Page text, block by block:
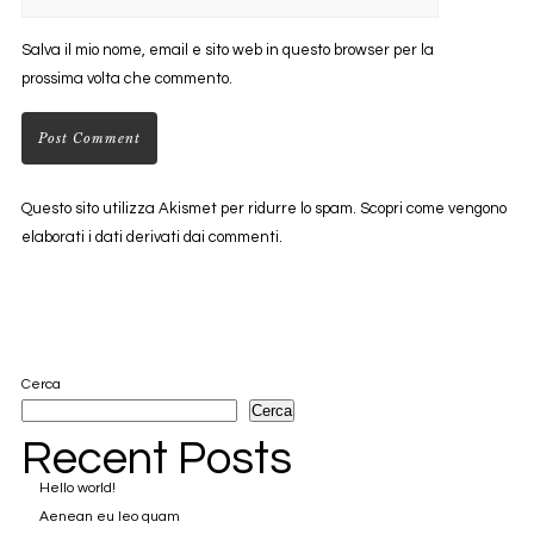
Salva il mio nome, email e sito web in questo browser per la
prossima volta che commento.
Questo sito utilizza Akismet per ridurre lo spam. Scopri come vengono
elaborati i dati derivati dai commenti.
Cerca
Cerca
Recent Posts
Hello world!
Aenean eu leo quam